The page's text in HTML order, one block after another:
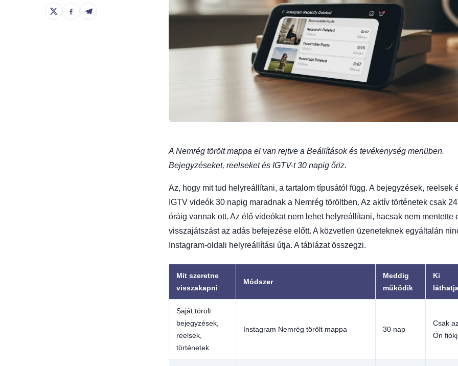
A Nemrég törölt mappa el van rejtve a Beállítások és tevékenység menüben.
Bejegyzéseket, reelseket és IGTV-t 30 napig őriz.
Az, hogy mit tud helyreállítani, a tartalom típusától függ. A bejegyzések, reelsek
IGTV videók 30 napig maradnak a Nemrég töröltben. Az aktív történetek csak 24
óráig vannak ott. Az élő videókat nem lehet helyreállítani, hacsak nem mentette
visszajátszást az adás befejezése előtt. A közvetlen üzeneteknek egyáltalán
Instagram-oldali helyreállítási útja. A táblázat összegzi.
Mit szeretne
visszakapni
Módszer
Meddig
működik
Ki
Saját törölt
bejegyzések,
reelsek,
történetek
Instagram Nemrég törölt mappa 30 nap
Csak
Ön